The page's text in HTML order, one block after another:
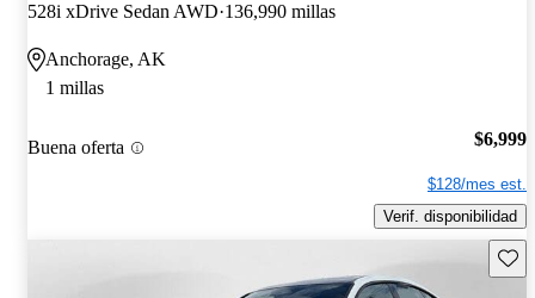
528i xDrive Sedan AWD 136,990 millas
Anchorage, AK
1 millas
Buena oferta $6,999
$128/mes est.
Verif. disponibilidad